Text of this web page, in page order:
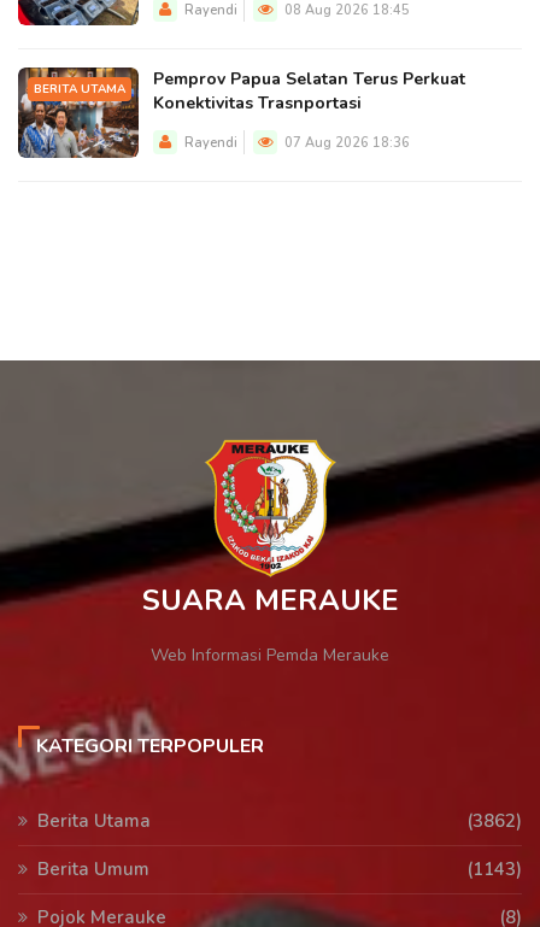
Rayendi 08 Aug 2026 18:45
BERITA UTAMA
Pemprov Papua Selatan Terus Perkuat
Konektivitas Trasnportasi
Rayendi 07 Aug 2026 18:36
SUARA MERAUKE
Web Informasi Pemda Merauke
KATEGORI TERPOPULER
Berita Utama
(3862)
Berita Umum
(1143)
Pojok Merauke
(8)